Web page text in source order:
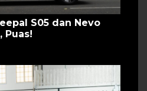
S05 dan Nevo
Puas!